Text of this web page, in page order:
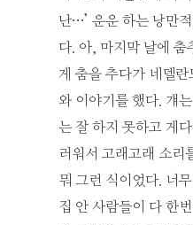
난…’ 운운 하는 낭만
다. 아, 마지막 날에 춤
게 춤을 추다가 네델란
와 이야기를 했다. 걔
는 잘 하지 못하고 게
러워서 고래고래 소리
뭐 그런 식이었다. 너
집 안 사람들이 다 한